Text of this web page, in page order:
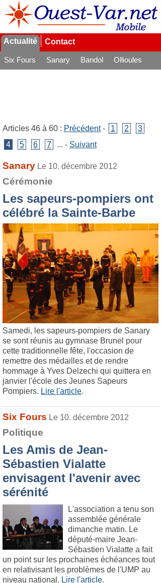
Actualité Contact
Six Fours Sanary Bandol
Ollioules
Articles 46 à 60 : Précédent- 1 2
3
4
5 6 7 ... - Suivant
Sanary Le 10. décembre 2012
Cérémonie
Les sapeurs-pompiers ont
célébré la Sainte-Barbe
Samedi, les sapeurs-pompiers de Sanary
se sont réunis au gymnase Brunel pour
cette traditionnelle fête, l'occasion de
remettre des médailles et de rendre
hommage à Yves Delzechi qui quittera en
janvier l'école des Jeunes Sapeurs
Pompiers. Lire l'article.
Six Fours Le 10. décembre 2012
Politique
Les Amis de Jean-
Sébastien Vialatte
envisagent l'avenir avec
sérénité
L'association a tenu son
assemblée générale
dimanche matin. Le
député-maire Jean-
Sébastien Vialatte a fait
un point sur les prochaines échéances tout
en relativisant les problèmes de l'UMP au
niveau national. Lire l'article.